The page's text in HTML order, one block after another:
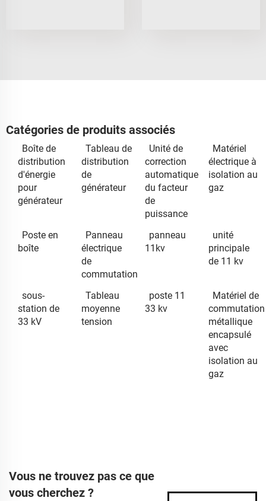
Catégories de produits associés
Boîte de
distribution
d'énergie
pour
générateur
Tableau de
distribution
de
générateur
Unité de
correction
automatique
du facteur
de
puissance
Matériel
électrique à
isolation au
gaz
Poste en
boîte
Panneau
électrique
de
commutation
panneau
11kv
unité
principale
de 11 kv
sous-
station de
33 kV
Tableau
moyenne
tension
poste 11
33 kv
Matériel de
commutation
métallique
encapsulé
avec
isolation au
gaz
Vous ne trouvez pas ce que
vous cherchez ?